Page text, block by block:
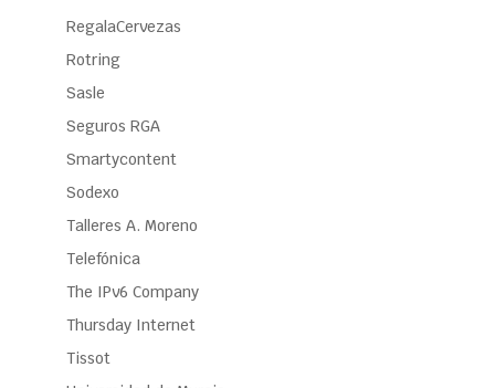
RegalaCervezas
Rotring
Sasle
Seguros RGA
Smartycontent
Sodexo
Talleres A. Moreno
Telefónica
The IPv6 Company
Thursday Internet
Tissot